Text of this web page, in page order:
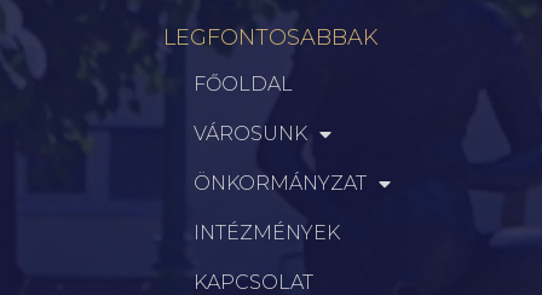
LEGFONTOSABBAK
FŐOLDAL
VÁROSUNK
ÖNKORMÁNYZAT
INTÉZMÉNYEK
KAPCSOLAT